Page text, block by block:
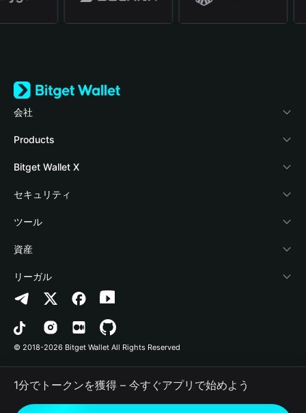
会社
Bitget Walletについて
ブログ
アカデミー
暗号資産ニュース
Help Center
お問い合わせ
ブランドリソース
キャリア
Products
Crypto Card
Stablecoin Earn
Payfi Crypto
Crypto Swap API
Altcoin Season Index
Prediction Markets
DApp
RWA
Bitget Wallet X
デベロッパー
ウォレットを接続
Bitget Wallet Pay
プロジェクトを掲載
セキュリティ
保護基金
セキュリティ技術
ツール
暗号資産を購入
認証検出
コントラクト検出
一括送金
資産
Arbitrum
Avalanche
Bitcoin
Polygon
リーガル
プライバシーポリシー
利用規約
© 2018-2026 Bitget Wallet All Rights Reserved
1分でトークンを獲得 – 今すぐアプリで始めよう